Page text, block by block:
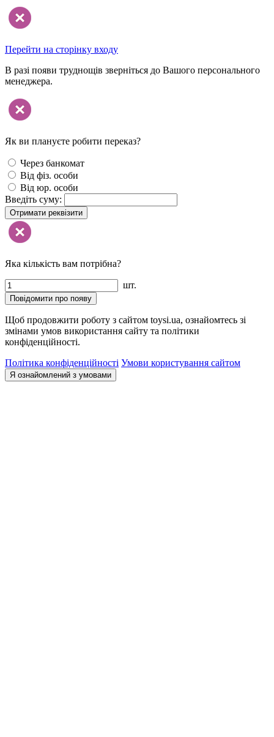
Перейти на сторінку входу
В разі появи труднощів зверніться до Вашого персонального
менеджера.
Як ви плануєте робити переказ?
Через банкомат
Від фіз. особи
Від юр. особи
Введіть суму:
Отримати реквізити
Яка кількість вам потрібна?
шт.
Повідомити про появу
Щоб продовжити роботу з сайтом toysi.ua, ознайомтесь зі
змінами умов використання сайту та політики
конфіденційності.
Політика конфіденційності Умови користування сайтом
Я ознайомлений з умовами